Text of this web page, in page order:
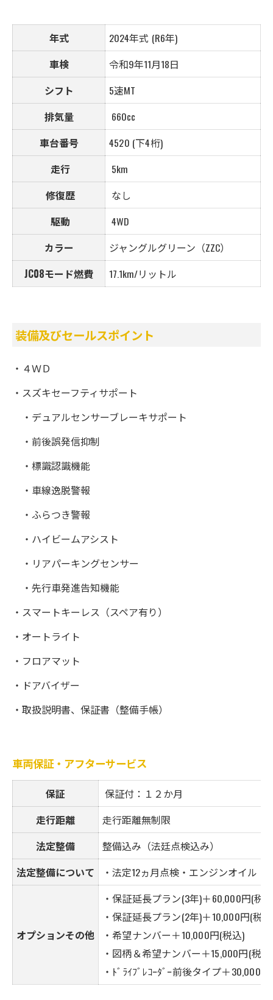
年式 2024年式 (R6年)
車検
令和9年11月18日
シフト
5速MT
排気量
660cc
車台番号
4520 (下4桁)
走行
5km
修復歴
なし
駆動
4WD
カラー
ジャングルグリーン（ZZC）
JC08モード燃費
17.1km/リットル
装備及びセールスポイント
・４ＷＤ
・スズキセーフティサポート
・デュアルセンサーブレーキサポート
・前後誤発信抑制
・標識認識機能
・車線逸脱警報
・ふらつき警報
・ハイビームアシスト
・リアパーキングセンサー
・先行車発進告知機能
・スマートキーレス（スペア有り）
・オートライト
・フロアマット
・ドアバイザー
・取扱説明書、保証書（整備手帳）
車両保証・アフターサービス
保証
保証付：１２か月
走行距離
走行距離無制限
法定整備
整備込み（法廷点検込み）
法定整備について
・法定12ヵ月点検・エンジンオイル
オプションその他
・保証延長プラン(3年)＋60,000円(税
・保証延長プラン(2年)＋10,000円(税
・希望ナンバー＋10,000円(税込)
・図柄＆希望ナンバー＋15,000円(税
・ﾄﾞﾗｲﾌﾞﾚｺｰﾀﾞｰ前後タイプ＋30,000